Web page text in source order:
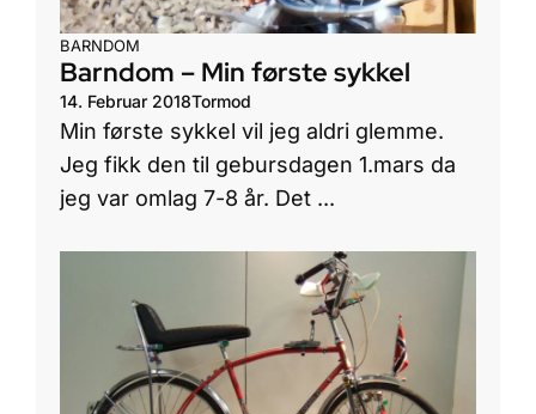
BARNDOM
Barndom – Min første sykkel
14. Februar 2018Tormod
Min første sykkel vil jeg aldri glemme.
Jeg fikk den til gebursdagen 1.mars da
jeg var omlag 7-8 år. Det ...